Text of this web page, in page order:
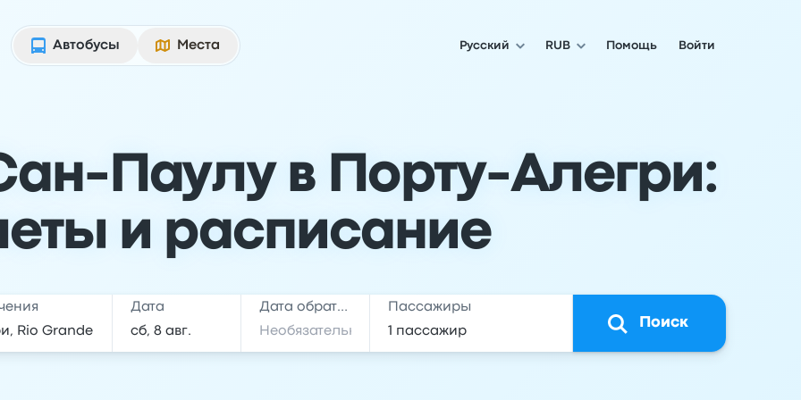
Автобусы
Места Русский RUB Помощь Войти
Паулу в Порту-Алегри:
и расписание
Дата Дата обратной поездки Пассажиры
Поиск